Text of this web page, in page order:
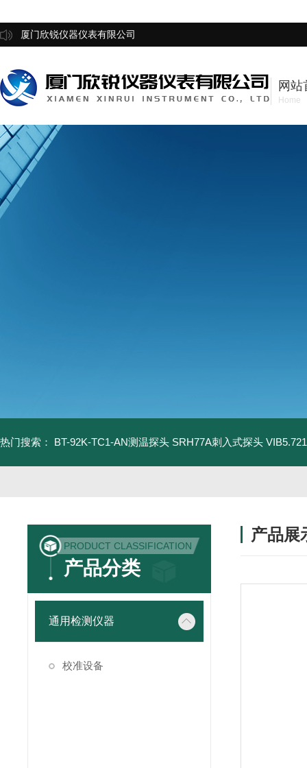
厦门欣锐仪器仪表有限公司
网站
Home
热门搜索： BT-92K-TC1-AN测温探头 SRH77A刺入式探头
PRODUCT CLASSIFICATION
产品分类
通用检测仪器
校准设备
产品展